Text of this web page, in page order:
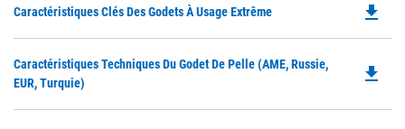
Caractéristiques Clés Des Godets À Usage Extrême file_download
Caractéristiques Techniques Du Godet De Pelle (AME, Russie,
EUR, Turquie)
file_download